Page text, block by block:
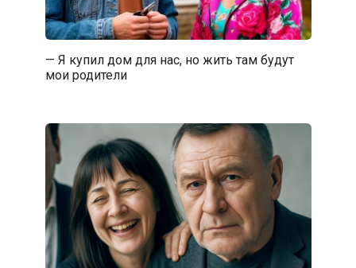
— Я купил дом для нас, но жить там будут
мои родители